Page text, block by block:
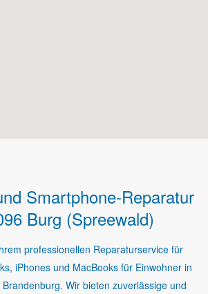
Smartphone-Reparatur
Burg (Spreewald)
professionellen Reparaturservice für
iPhones und MacBooks für Einwohner in
Wir bieten zuverlässige und